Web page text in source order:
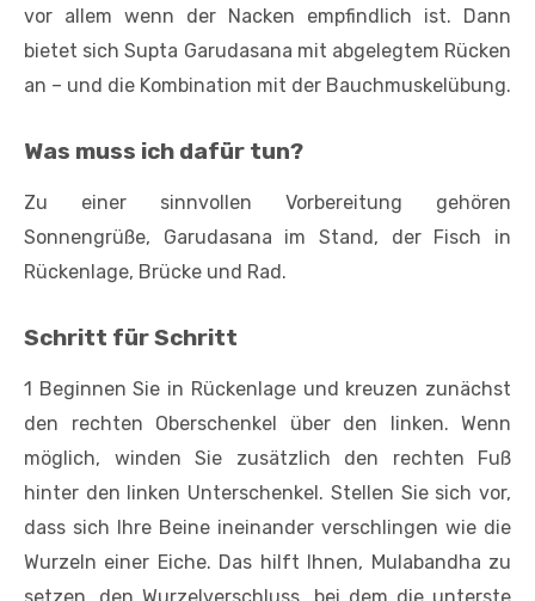
vor allem wenn der Nacken empfindlich ist. Dann
bietet sich Supta Garudasana mit abgelegtem Rücken
an – und die Kombination mit der Bauchmuskelübung.
Was muss ich dafür tun?
Zu einer sinnvollen Vorbereitung gehören
Sonnengrüße, Garudasana im Stand, der Fisch in
Rückenlage, Brücke und Rad.
Schritt für Schritt
1 Beginnen Sie in Rückenlage und kreuzen zunächst
den rechten Oberschenkel über den linken. Wenn
möglich, winden Sie zusätzlich den rechten Fuß
hinter den linken Unterschenkel. Stellen Sie sich vor,
dass sich Ihre Beine ineinander verschlingen wie die
Wurzeln einer Eiche. Das hilft Ihnen, Mulabandha zu